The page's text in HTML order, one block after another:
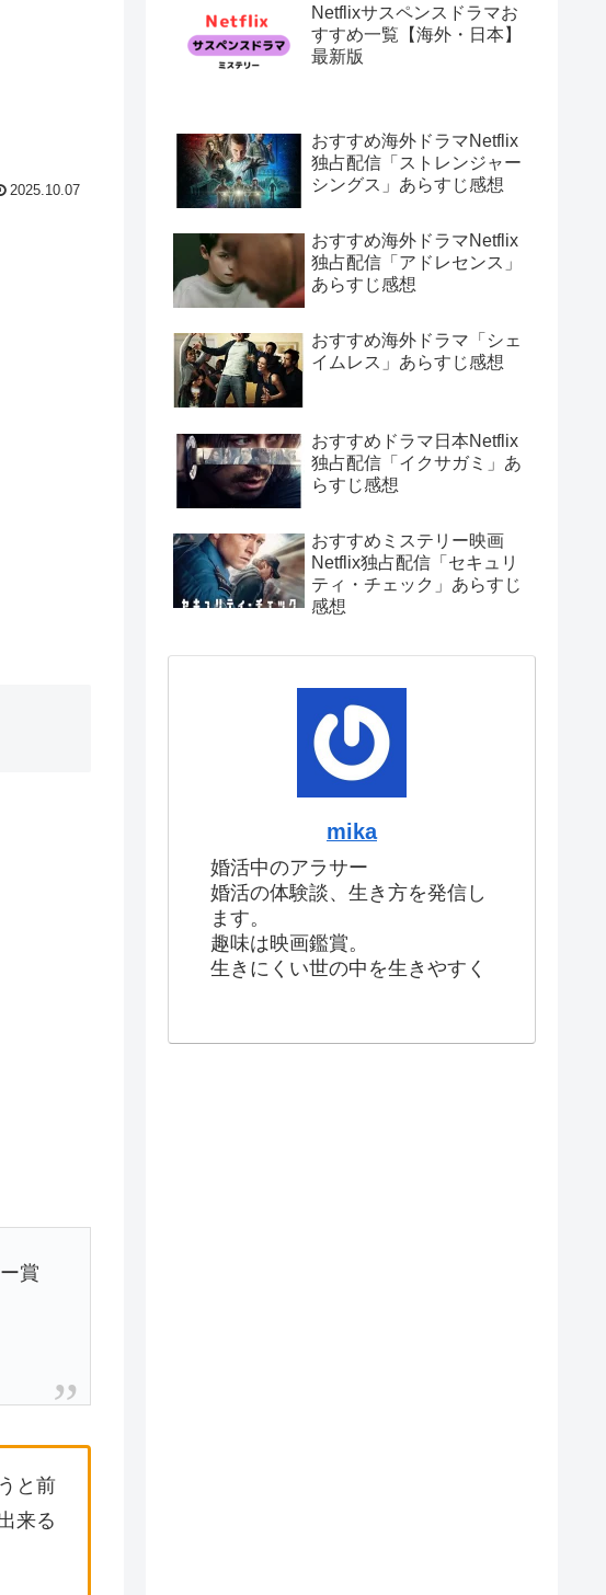
2025.10.07
賞
と前
来る
Netflixサスペンスドラマお
すすめ一覧【海外・日本】
最新版
おすすめ海外ドラマNetflix
独占配信「ストレンジャー
シングス」あらすじ感想
おすすめ海外ドラマNetflix
独占配信「アドレセンス」
あらすじ感想
おすすめ海外ドラマ「シェ
イムレス」あらすじ感想
おすすめドラマ日本Netflix
独占配信「イクサガミ」あ
らすじ感想
おすすめミステリー映画
Netflix独占配信「セキュリ
ティ・チェック」あらすじ
感想
mika
婚活中のアラサー
婚活の体験談、生き方を発信し
ます。
趣味は映画鑑賞。
生きにくい世の中を生きやすく